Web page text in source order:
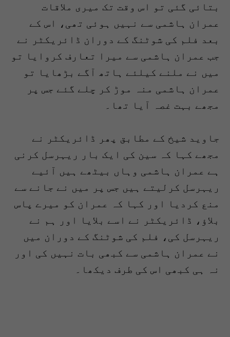
بتائی گئی تو اس وقت تک میری ملاقات
عمران ہاشمی سے نہیں ہوئی تھی، اس کے
بعد فلم کی شوٹنگ کے دوران ڈائریکٹر نے
جب عمران ہاشمی سے میرا تعارف کروایا تو
میں نے ملنے کیلئے ہاتھ آگے بڑھایا تو
عمران ہاشمی منہ موڑ کر چلے گئے جس پر
مجھے بہت غصہ آیا تھا۔
جاوید شیخ کے مطابق پھر ڈائریکٹر نے
مجھے کہا کہ سین کی ایک بار ریہرسل کرنی
ہے عمران ہاشمی وہاں بیٹھے ہیں آئیے
ریہرسل کرلیتے ہیں جس پر میں نے جانے سے
منع کردیا اور کہا کہ عمران کو میرے پاس
بلاؤ، ڈائریکٹر نے اسے بلایا اور ہم نے
ریہرسل کی، فلم کی شوٹنگ کے دوران میں
نے عمران ہاشمی سے کبھی بات نہیں کی اور
نہ ہی کبھی اس کی طرف دیکھا۔